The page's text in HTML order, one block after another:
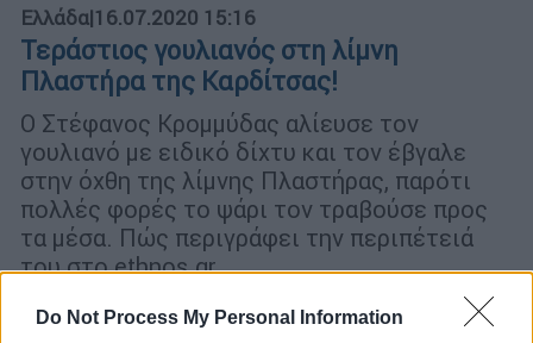
Do Not Process My Personal Information
Ελλάδα|16.07.2020 15:16
Τεράστιος γουλιανός στη λίμνη
Πλαστήρα της Καρδίτσας!
Ο Στέφανος Κρομμύδας αλίευσε τον
γουλιανό με ειδικό δίχτυ και τον έβγαλε
στην όχθη της λίμνης Πλαστήρας, παρότι
πολλές φορές το ψάρι τον τραβούσε προς
τα μέσα. Πώς περιγράφει την περιπέτειά
του στο ethnos.gr.
ΑΛΛΑ #TAGS